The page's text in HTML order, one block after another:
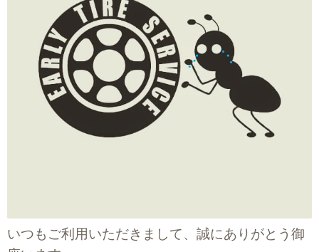
いつもご利用いただきまして、誠にありがとう御